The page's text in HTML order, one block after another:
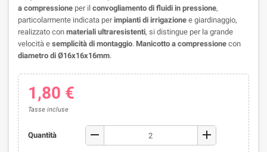
a compressione per il convogliamento di fluidi in pressione,
particolarmente indicata perimpianti di irrigazione e giardinaggio,
realizzato con materiali ultraresistenti, si distingue per la grande
velocità e semplicità di montaggio. Manicotto a compressione con
diametro di Ø16x16x16mm.
1,80 €
Tasse incluse
Quantità remove add